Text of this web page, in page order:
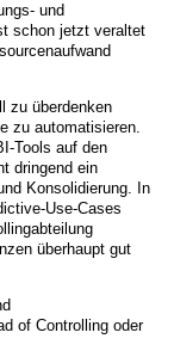
und
schon jetzt veraltet
zu überdenken
zu automatisieren.
Tools auf den
dringend ein
Konsolidierung. In
Use-Cases
überhaupt gut
of Controlling oder